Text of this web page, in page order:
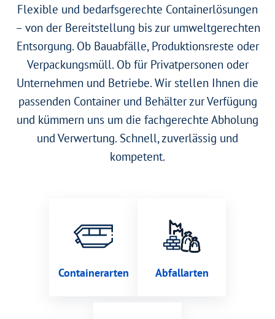
Flexible und bedarfsgerechte Containerlösungen
– von der Bereitstellung bis zur umweltgerechten
Entsorgung. Ob Bauabfälle, Produktionsreste oder
Verpackungsmüll. Ob für Privatpersonen oder
Unternehmen und Betriebe. Wir stellen Ihnen die
passenden Container und Behälter zur Verfügung
und kümmern uns um die fachgerechte Abholung
und Verwertung. Schnell, zuverlässig und
kompetent.
Containerarten Abfallarten